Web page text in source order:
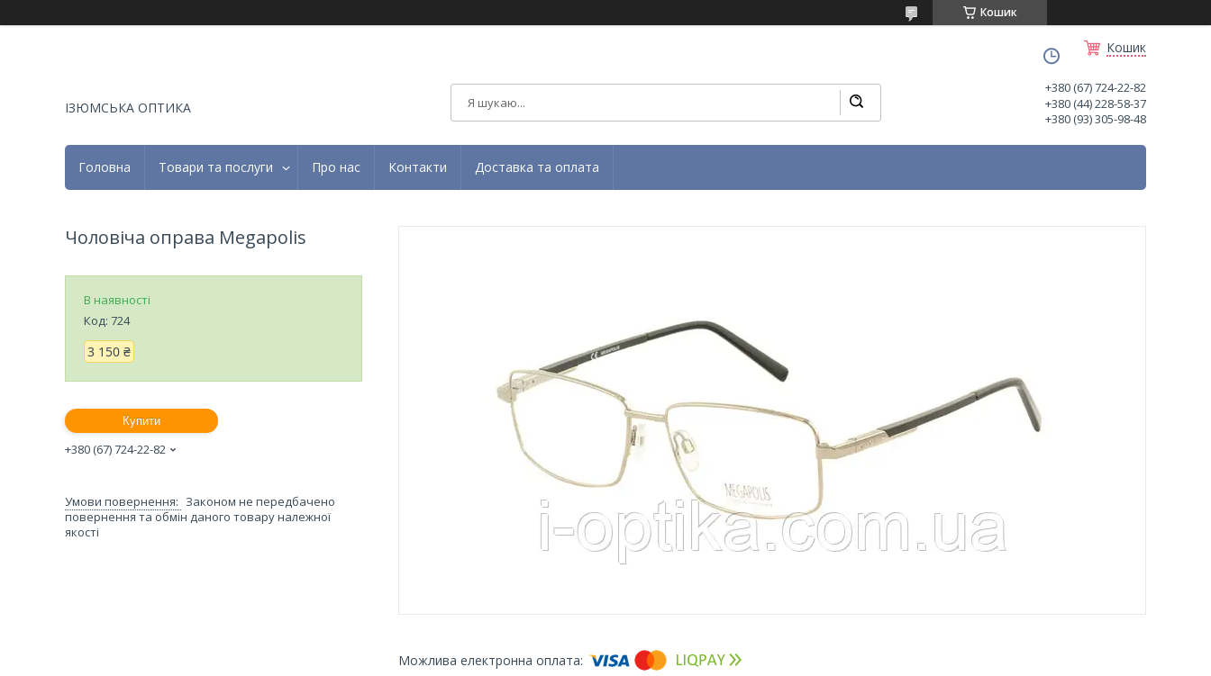
Кошик
Кошик
ІЗЮМСЬКА ОПТИКА
+380 (67) 724-22-82
+380 (44) 228-58-37
+380 (93) 305-98-48
Головна Товари та послуги Про нас Контакти Доставка та оплата
Чоловіча оправа Megapolis
В наявності
Код: 724
3 150 ₴
Купити
+380 (67) 724-22-82
Законом не передбачено
повернення та обмін даного товару належної
якості